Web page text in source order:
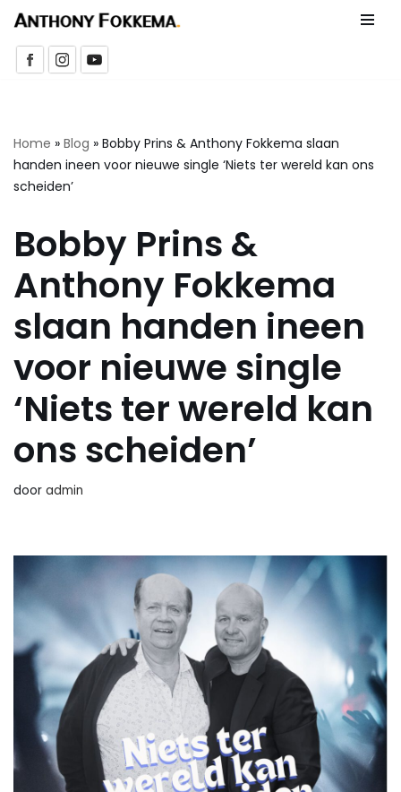
Ga
naar
Home » Blog » Bobby Prins & Anthony Fokkema slaan
handen ineen voor nieuwe single ‘Niets ter wereld kan ons
scheiden’
Bobby Prins &
Anthony Fokkema
slaan handen ineen
voor nieuwe single
‘Niets ter wereld kan
ons scheiden’
door admin